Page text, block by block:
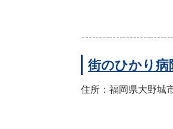
街のひかり
住所：福岡県大野城